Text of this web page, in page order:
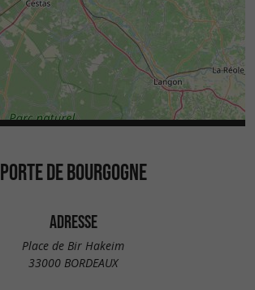
PORTE DE BOURGOGNE
ADRESSE
Place de Bir Hakeim
33000 BORDEAUX